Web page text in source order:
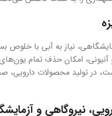
نیاز به آبی با خلوص
امکان حذف تمام
در تولید محصولات دارویی،
نیروگاهی و